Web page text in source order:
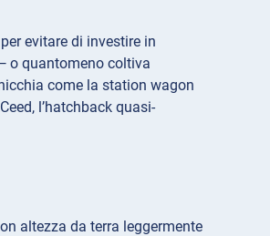
evitare di investire in
o quantomeno coltiva
come la station wagon
l’hatchback quasi-
altezza da terra leggermente